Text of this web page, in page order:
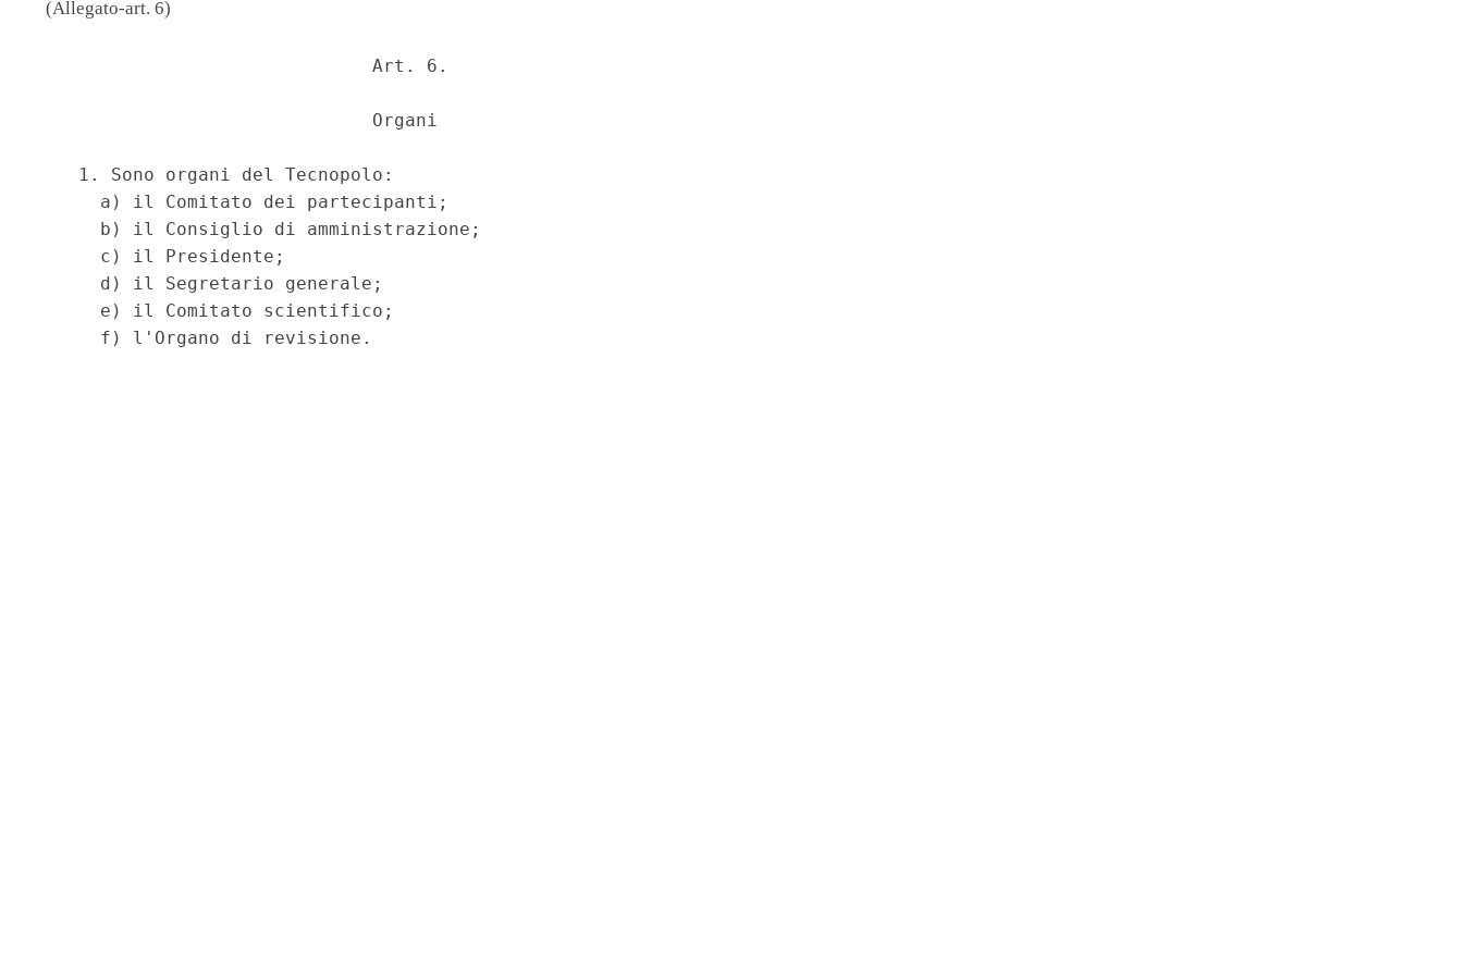
(Allegato-art. 6)
                               Art. 6.
                               Organi
    1. Sono organi del Tecnopolo:
      a) il Comitato dei partecipanti;
      b) il Consiglio di amministrazione;
      c) il Presidente;
      d) il Segretario generale;
      e) il Comitato scientifico;
      f) l'Organo di revisione.